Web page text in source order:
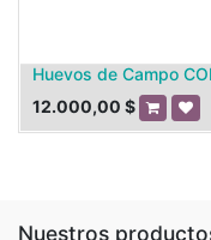
Huevos de Campo
12.000,00 $
Nuestros